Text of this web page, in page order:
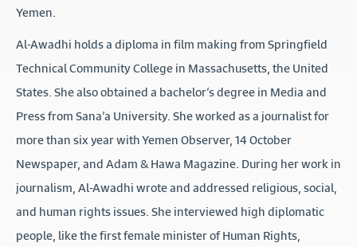
Yemen.
Al-Awadhi holds a diploma in film making from Springfield
Technical Community College in Massachusetts, the United
States. She also obtained a bachelor’s degree in Media and
Press from Sana’a University. She worked as a journalist for
more than six year with Yemen Observer, 14 October
Newspaper, and Adam & Hawa Magazine. During her work in
journalism, Al-Awadhi wrote and addressed religious, social,
and human rights issues. She interviewed high diplomatic
people, like the first female minister of Human Rights,